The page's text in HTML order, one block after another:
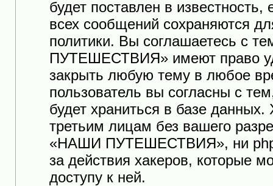
будет поставлен в
всех сообщений сохраняются
политики. Вы соглашаетесь с
ПУТЕШЕСТВИЯ» имеют право
закрыть любую тему в любое
пользователь вы согласны с
будет храниться в базе
третьим лицам без вашего
«НАШИ ПУТЕШЕСТВИЯ», ни
за действия хакеров, которые
доступу к ней.